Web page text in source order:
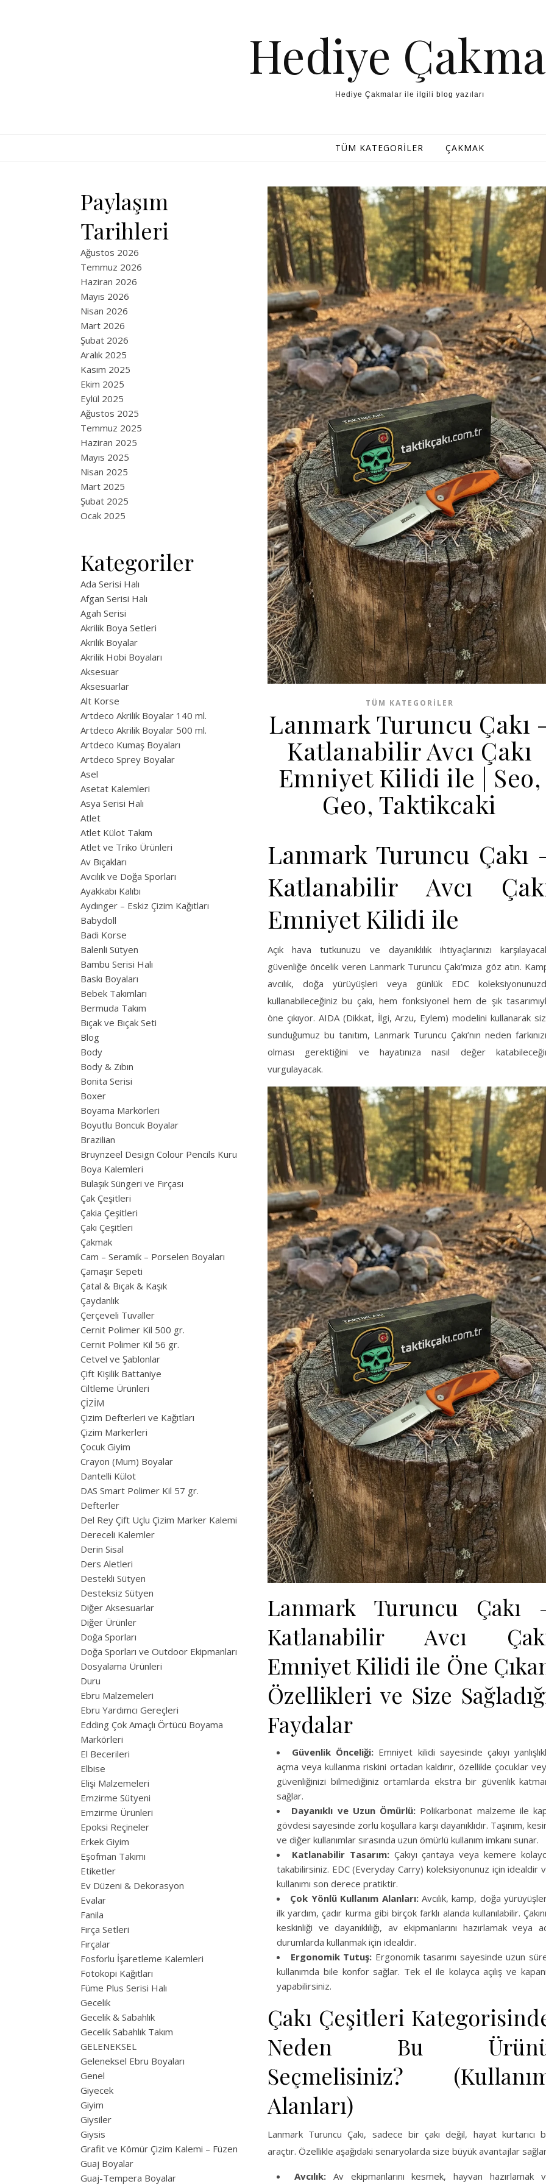
Hediye
Hediye Çakmalar ile ilgili blog yazıları
TÜM KATEGORILER ÇAKMAK
Paylaşım
Tarihleri
Ağustos 2026
Temmuz 2026
Haziran 2026
Mayıs 2026
Nisan 2026
Mart 2026
Şubat 2026
Aralık 2025
Kasım 2025
Ekim 2025
Eylül 2025
Ağustos 2025
Temmuz 2025
Haziran 2025
Mayıs 2025
Nisan 2025
Mart 2025
Şubat 2025
Ocak 2025
Kategoriler
Ada Serisi Halı
Afgan Serisi Halı
Agah Serisi
Akrilik Boya Setleri
Akrilik Boyalar
Akrilik Hobi Boyaları
Aksesuar
Aksesuarlar
Alt Korse
Artdeco Akrilik Boyalar 140 ml.
Artdeco Akrilik Boyalar 500 ml.
Artdeco Kumaş Boyaları
Artdeco Sprey Boyalar
Asel
Asetat Kalemleri
Asya Serisi Halı
Atlet
Atlet Külot Takım
Atlet ve Triko Ürünleri
Av Bıçakları
Avcılık ve Doğa Sporları
Ayakkabı Kalıbı
Aydınger – Eskiz Çizim Kağıtları
Babydoll
Badi Korse
Balenli Sütyen
Bambu Serisi Halı
Baskı Boyaları
Bebek Takımları
Bermuda Takım
Bıçak ve Bıçak Seti
Blog
Body
Body & Zıbın
Bonita Serisi
Boxer
Boyama Markörleri
Boyutlu Boncuk Boyalar
Brazilian
Bruynzeel Design Colour Pencils Kuru
Boya Kalemleri
Bulaşık Süngeri ve Fırçası
Çak Çeşitleri
Çakia Çeşitleri
Çakı Çeşitleri
Çakmak
Cam – Seramik – Porselen Boyaları
Çamaşır Sepeti
Çatal & Bıçak & Kaşık
Çaydanlık
Çerçeveli Tuvaller
Cernit Polimer Kil 500 gr.
Cernit Polimer Kil 56 gr.
Cetvel ve Şablonlar
Çift Kişilik Battaniye
Ciltleme Ürünleri
ÇİZİM
Çizim Defterleri ve Kağıtları
Çizim Markerleri
Çocuk Giyim
Crayon (Mum) Boyalar
Dantelli Külot
DAS Smart Polimer Kil 57 gr.
Defterler
Del Rey Çift Uçlu Çizim Marker Kalemi
Dereceli Kalemler
Derin Sisal
Ders Aletleri
Destekli Sütyen
Desteksiz Sütyen
Diğer Aksesuarlar
Diğer Ürünler
Doğa Sporları
Doğa Sporları ve Outdoor Ekipmanları
Dosyalama Ürünleri
Duru
Ebru Malzemeleri
Ebru Yardımcı Gereçleri
Edding Çok Amaçlı Örtücü Boyama
Markörleri
El Becerileri
Elbise
Elişi Malzemeleri
Emzirme Sütyeni
Emzirme Ürünleri
Epoksi Reçineler
Erkek Giyim
Eşofman Takımı
Etiketler
Ev Düzeni & Dekorasyon
Evalar
Fanila
Fırça Setleri
Fırçalar
Fosforlu İşaretleme Kalemleri
Fotokopi Kağıtları
Füme Plus Serisi Halı
Gecelik
Gecelik & Sabahlık
Gecelik Sabahlık Takım
GELENEKSEL
Geleneksel Ebru Boyaları
Genel
Giyecek
Giyim
Giysiler
Giysis
Grafit ve Kömür Çizim Kalemi – Füzen
Guaj Boyalar
Guaj-Tempera Boyalar
TÜM KATEGORILER
Lanmark Turuncu Çakı
Katlanabilir Avcı Çakı
Emniyet Kilidi ile | Seo,
Geo, Taktikcaki
Lanmark Turuncu Çakı
Katlanabilir Avcı
Emniyet Kilidi ile
Açık hava tutkunuzu ve dayanıklılık ihtiyaçlarınızı
güvenliğe öncelik veren Lanmark Turuncu Çakı’mıza göz atın.
avcılık, doğa yürüyüşleri veya günlük EDC
kullanabileceğiniz bu çakı, hem fonksiyonel hem de şık
öne çıkıyor. AIDA (Dikkat, İlgi, Arzu, Eylem) modelini kullanarak
sunduğumuz bu tanıtım, Lanmark Turuncu Çakı’nın neden
olması gerektiğini ve hayatınıza nasıl değer
vurgulayacak.
Lanmark Turuncu Çakı
Katlanabilir Avcı
Emniyet Kilidi ile Öne
Özellikleri ve Size
Faydalar
Güvenlik Önceliği: Emniyet kilidi sayesinde çakıyı
açma veya kullanma riskini ortadan kaldırır, özellikle çocuklar
güvenliğinizi bilmediğiniz ortamlarda ekstra bir güvenlik
sağlar.
Dayanıklı ve Uzun Ömürlü: Polikarbonat malzeme ile
gövdesi sayesinde zorlu koşullara karşı dayanıklıdır. Taşınım,
ve diğer kullanımlar sırasında uzun ömürlü kullanım imkanı sunar.
Katlanabilir Tasarım:Çakıyı çantaya veya kemere
takabilirsiniz. EDC (Everyday Carry) koleksiyonunuz için idealdir
kullanımı son derece pratiktir.
Çok Yönlü Kullanım Alanları:Avcılık, kamp, doğa
ilk yardım, çadır kurma gibi birçok farklı alanda kullanılabilir.
keskinliği ve dayanıklılığı, av ekipmanlarını hazırlamak veya
durumlarda kullanmak için idealdir.
Ergonomik Tutuş: Ergonomik tasarımı sayesinde uzun
kullanımda bile konfor sağlar. Tek el ile kolayca açılış ve
yapabilirsiniz.
Çakı Çeşitleri
Neden Bu
Seçmelisiniz?
Alanları)
Lanmark Turuncu Çakı, sadece bir çakı değil, hayat kurtarıcı
araçtır. Özellikle aşağıdaki senaryolarda size büyük avantajlar
Avcılık:Av ekipmanlarını kesmek, hayvan hazırlamak